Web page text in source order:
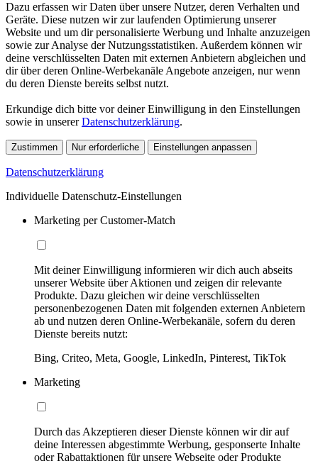
Dazu erfassen wir Daten über unsere Nutzer, deren Verhalten und
Geräte. Diese nutzen wir zur laufenden Optimierung unserer
Website und um dir personalisierte Werbung und Inhalte anzuzeigen
sowie zur Analyse der Nutzungsstatistiken. Außerdem können wir
deine verschlüsselten Daten mit externen Anbietern abgleichen und
dir über deren Online-Werbekanäle Angebote anzeigen, nur wenn
du deren Dienste bereits selbst nutzt.
Erkundige dich bitte vor deiner Einwilligung in den Einstellungen
sowie in unsererDatenschutzerklärung.
Zustimmen Nur erforderliche Einstellungen anpassen
Datenschutzerklärung
Individuelle Datenschutz-Einstellungen
Marketing per Customer-Match
Mit deiner Einwilligung informieren wir dich auch abseits
unserer Website über Aktionen und zeigen dir relevante
Produkte. Dazu gleichen wir deine verschlüsselten
personenbezogenen Daten mit folgenden externen Anbietern
ab und nutzen deren Online-Werbekanäle, sofern du deren
Dienste bereits nutzt:
Bing, Criteo, Meta, Google, LinkedIn, Pinterest, TikTok
Marketing
Durch das Akzeptieren dieser Dienste können wir dir auf
deine Interessen abgestimmte Werbung, gesponserte Inhalte
oder Rabattaktionen für unsere Webseite oder Produkte